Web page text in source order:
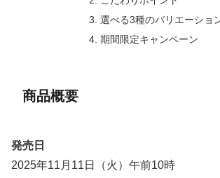
選べる3種のバリエーショ
期間限定キャンペーン
商品概要
発売日
2025年11月11日（火）午前10時